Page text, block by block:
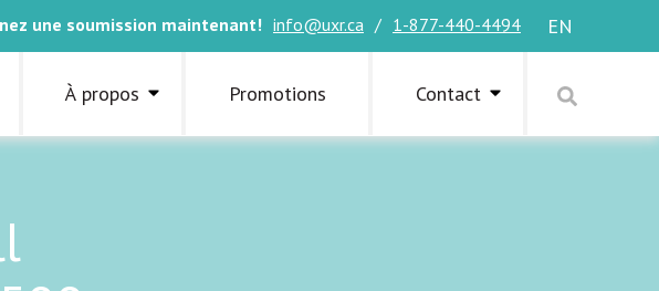
une soumission maintenant! info@uxr.ca / 1-877-440-4494 EN
À propos Promotions Contact